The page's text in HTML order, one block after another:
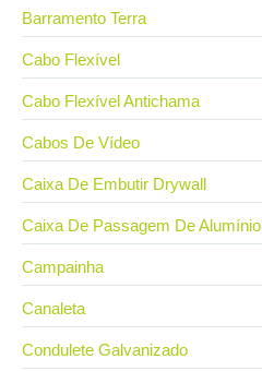
Barramento Terra
Cabo Flexível
Cabo Flexível Antichama
Cabos De Vídeo
Caixa De Embutir Drywall
Caixa De Passagem De Alumínio
Campainha
Canaleta
Condulete Galvanizado